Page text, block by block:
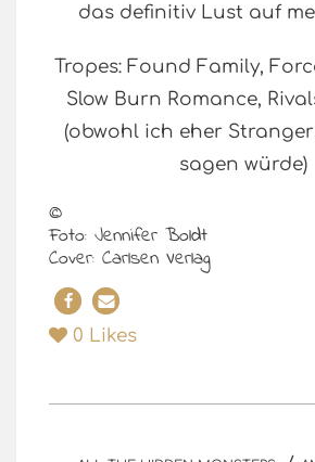
das definitiv Lust auf
Tropes: Found Family,
Slow Burn Romance,
(obwohl ich eher
sagen würde)
©
Foto: Jennifer Boldt
Cover: Carlsen Verlag
0 Likes